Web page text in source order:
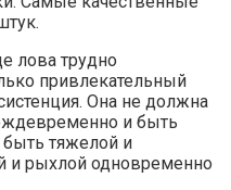
лова трудно
привлекательный
Она не должна
и быть
тяжелой и
и рыхлой одновременно